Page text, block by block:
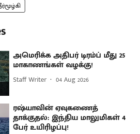
அமெரிக்க அதிபர் டிரம்ப் மீது 25
மாகாணங்கள் வழக்கு!
Staff Writer 04 Aug 2026
ரஷ்யாவின் ஏவுகணைத்
தாக்குதல்: இந்திய மாலுமிகள் 4
பேர் உயிரிழப்பு!